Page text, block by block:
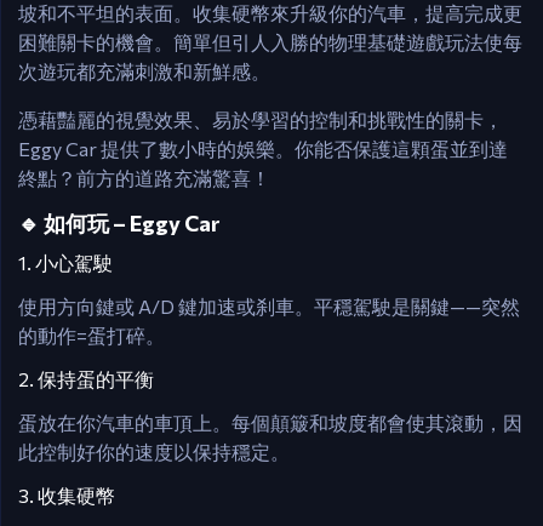
坡和不平坦的表面。收集硬幣來升級你的汽車，提高完成更
困難關卡的機會。簡單但引人入勝的物理基礎遊戲玩法使每
次遊玩都充滿刺激和新鮮感。
憑藉豔麗的視覺效果、易於學習的控制和挑戰性的關卡，
Eggy Car 提供了數小時的娛樂。你能否保護這顆蛋並到達
終點？前方的道路充滿驚喜！
🔹 如何玩 – Eggy Car
1. 小心駕駛
使用方向鍵或 A/D 鍵加速或刹車。平穩駕駛是關鍵——突然
的動作=蛋打碎。
2. 保持蛋的平衡
蛋放在你汽車的車頂上。每個顛簸和坡度都會使其滾動，因
此控制好你的速度以保持穩定。
3. 收集硬幣